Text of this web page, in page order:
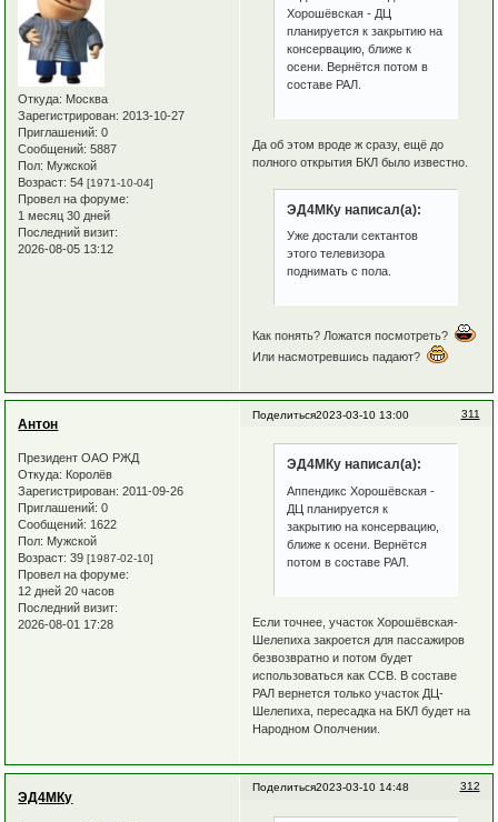
Откуда: Москва
Зарегистрирован: 2013-10-27
Приглашений: 0
Сообщений: 5887
Пол: Мужской
Возраст: 54[1971-10-04]
Провел на форуме:
1 месяц 30 дней
Последний визит:
2026-08-05 13:12
Хорошёвская - ДЦ
планируется к закрытию на
консервацию, ближе к
осени. Вернётся потом в
составе РАЛ.
Да об этом вроде ж сразу, ещё до
полного открытия БКЛ было известно.
ЭД4МКу написал(а):
Уже достали сектантов
этого телевизора
поднимать с пола.
Как понять? Ложатся посмотреть?
Или насмотревшись падают?
Поделиться 311
2023-03-10 13:00
Антон
Президент ОАО РЖД
Откуда: Королёв
Зарегистрирован: 2011-09-26
Приглашений: 0
Сообщений: 1622
Пол: Мужской
Возраст: 39[1987-02-10]
Провел на форуме:
12 дней 20 часов
Последний визит:
2026-08-01 17:28
ЭД4МКу написал(а):
Аппендикс Хорошёвская -
ДЦ планируется к
закрытию на консервацию,
ближе к осени. Вернётся
потом в составе РАЛ.
Если точнее, участок Хорошёвская-
Шелепиха закроется для пассажиров
безвозвратно и потом будет
использоваться как ССВ. В составе
РАЛ вернется только участок ДЦ-
Шелепиха, пересадка на БКЛ будет на
Народном Ополчении.
Поделиться 312
2023-03-10 14:48
ЭД4МКу